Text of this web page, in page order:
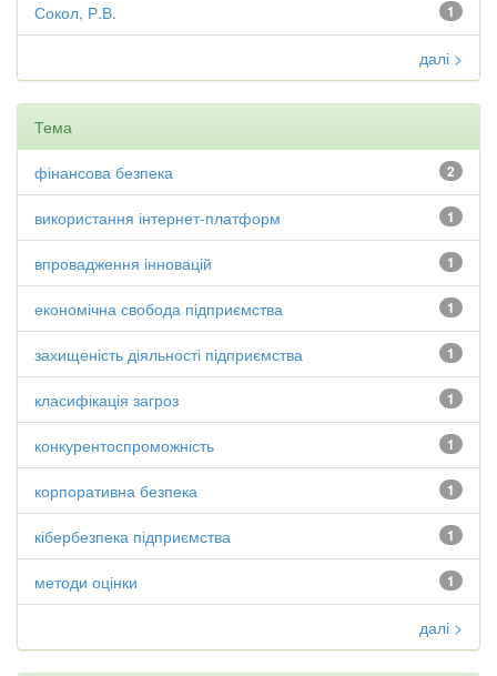
1
Сокол, Р.В.
далі >
Тема
2
фінансова безпека
1
використання інтернет-платформ
1
впровадження інновацій
1
економічна свобода підприємства
1
захищеність діяльності підприємства
1
класифікація загроз
1
конкурентоспроможність
1
корпоративна безпека
1
кібербезпека підприємства
1
методи оцінки
далі >